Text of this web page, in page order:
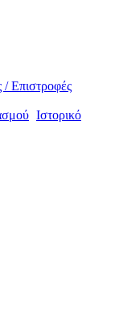
Επιστροφές
Ιστορικό